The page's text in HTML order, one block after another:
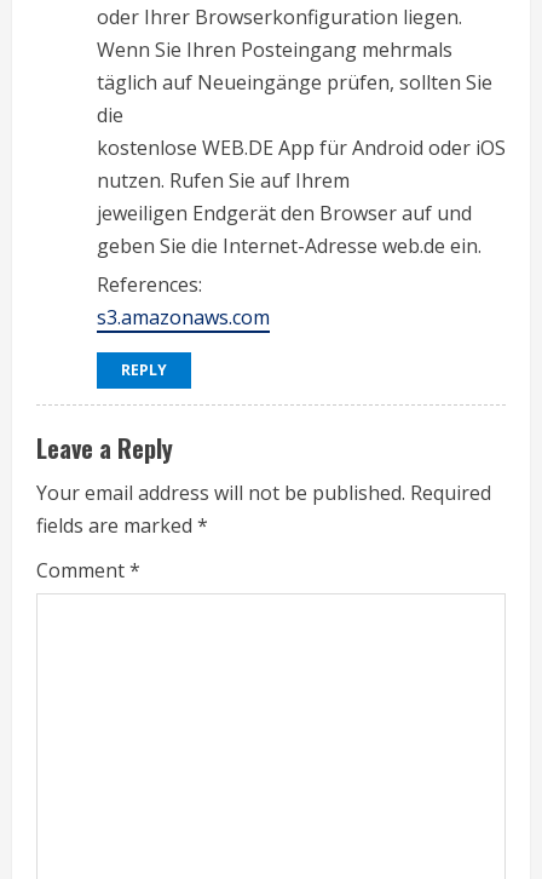
oder Ihrer Browser­konfiguration liegen.
Wenn Sie Ihren Posteingang mehrmals
täglich auf Neueingänge prüfen, sollten Sie
die
kostenlose WEB.DE App für Android oder iOS
nutzen. Rufen Sie auf Ihrem
jeweiligen Endgerät den Browser auf und
geben Sie die Internet-Adresse web.de ein.
References:
s3.amazonaws.com
REPLY
Leave a Reply
Your email address will not be published. Required
fields are marked *
Comment*